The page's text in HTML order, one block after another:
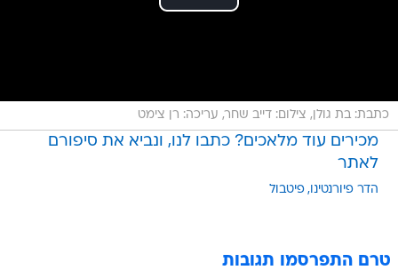
כתבת: בת גולן, צילום: דייב שחר, עריכה: רן צימט
מכירים עוד מלאכים? כתבו לנו, ונביא את סיפורם
לאתר
הדר פיורנטינו פיטבול
טרם התפרסמו תגובות